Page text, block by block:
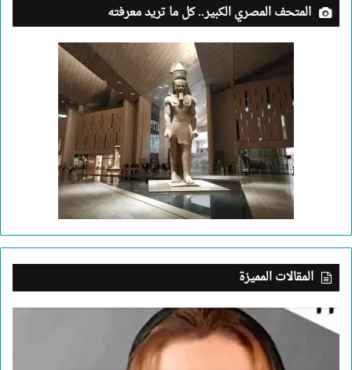
المتحف المصري الكبير.. كل ما تريد معرفته
المقالات المميزة
بعد
جريمة